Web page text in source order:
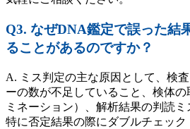
Q3. なぜDNA鑑定で誤った結
ることがあるのですか？
A. ミス判定の主な原因として、検
ーの数が不足していること、検体
ミネーション）、解析結果の判読ミ
特に否定結果の際にダブルチェッ